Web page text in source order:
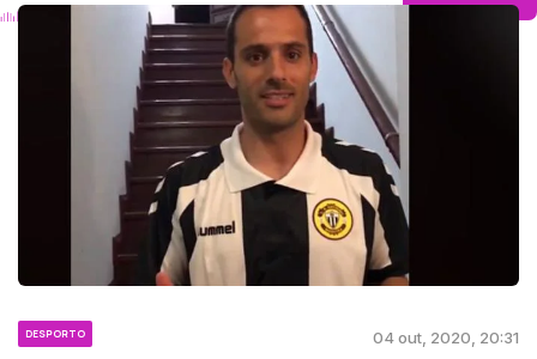
DESPORTO 04 out, 2020, 20:31